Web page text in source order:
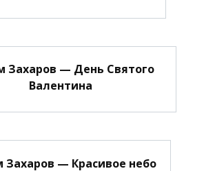
Захаров — День Святого
Валентина
Захаров — Красивое небо